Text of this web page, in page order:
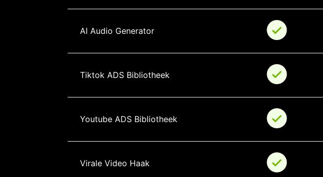
AI Audio Generator
Tiktok ADS Bibliotheek
Youtube ADS Bibliotheek
Virale Video Haak